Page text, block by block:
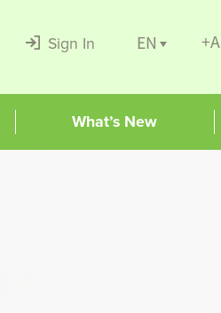
Sign In EN +A
What’s New